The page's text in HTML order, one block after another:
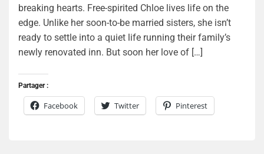
breaking hearts. Free-spirited Chloe lives life on the
edge. Unlike her soon-to-be married sisters, she isn’t
ready to settle into a quiet life running their family’s
newly renovated inn. But soon her love of […]
Partager :
Facebook Twitter Pinterest